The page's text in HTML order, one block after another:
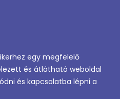
egy megfelelő
és átlátható weboldal
és kapcsolatba lépni a